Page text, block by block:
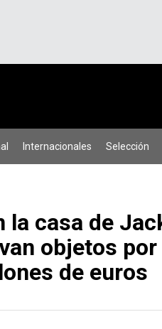
Internacionales Selección
la casa de
objetos
de euros